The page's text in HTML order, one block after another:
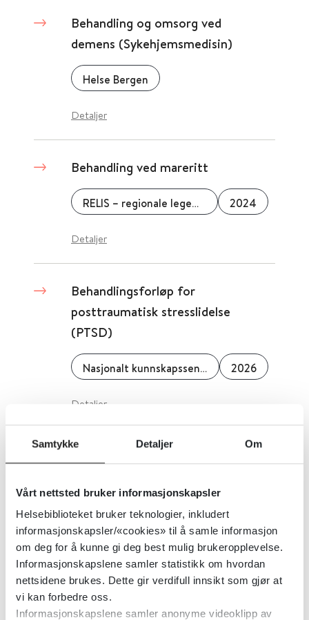
Samtykke Detaljer Om
Vårt nettsted bruker informasjonskapsler
Helsebiblioteket bruker teknologier, inkludert
informasjonskapsler/«cookies» til å samle informasjon
om deg for å kunne gi deg best mulig brukeropplevelse.
Informasjonskapslene samler statistikk om hvordan
nettsidene brukes. Dette gir verdifull innsikt som gjør at
vi kan forbedre oss.
Informasjonskapslene samler anonyme videoklipp av
Behandling og omsorg ved
demens (Sykehjemsmedisin)
Helse Bergen
Detaljer
Behandling ved mareritt
RELIS – regionale legemiddelinformasjonssentre 2024
Detaljer
Behandlingsforløp for
posttraumatisk stresslidelse
(PTSD)
Nasjonalt kunnskapssenter om vold og traumatisk stress (NKVTS) 2026
Detaljer
Behandlingskollektiver
stoffavhengighet.
Cochrane Library 2006
Detaljer